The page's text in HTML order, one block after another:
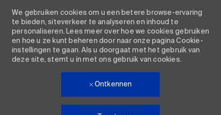
We gebruiken cookies om u een betere browse-ervaring
te bieden, siteverkeer te analyseren en inhoud te
personaliseren. Lees meer over hoe we cookies gebruiken
en hoe u ze kunt beheren door naar onze pagina Cookie-
instellingen te gaan. Als u doorgaat met het gebruik van
deze site, stemt u in met ons gebruik van cookies.
Ontkennen